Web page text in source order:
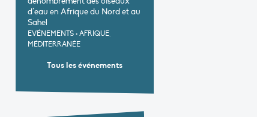
d’eau en Afrique du Nord et au
Sahel
EVÉNEMENTS • AFRIQUE,
MÉDITERRANÉE
Tous les événements